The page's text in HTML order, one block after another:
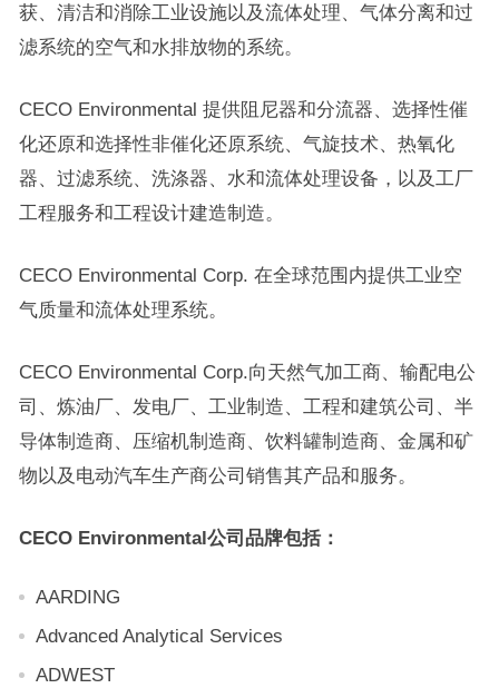
获、清洁和消除工业设施以及流体处理、气体分离和过
滤系统的空气和水排放物的系统。
CECO Environmental 提供阻尼器和分流器、选择性催
化还原和选择性非催化还原系统、气旋技术、热氧化
器、过滤系统、洗涤器、水和流体处理设备，以及工厂
工程服务和工程设计建造制造。
CECO Environmental Corp. 在全球范围内提供工业空
气质量和流体处理系统。
CECO Environmental Corp.向天然气加工商、输配电公
司、炼油厂、发电厂、工业制造、工程和建筑公司、 半
导体制造商、压缩机制造商、 饮料罐制造商、金属和矿
物以及 电动汽车生产商公司销售其产品和服务。
CECO Environmental公司品牌包括：
AARDING
Advanced Analytical Services
ADWEST